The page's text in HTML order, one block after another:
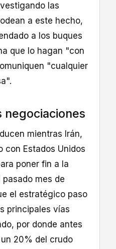
las
a este hecho,
a los buques
que lo hagan "con
"cualquier
negociaciones
mientras Irán,
con Estados Unidos
poner fin a la
mes de
el estratégico paso
principales vías
por donde antes
20% del crudo